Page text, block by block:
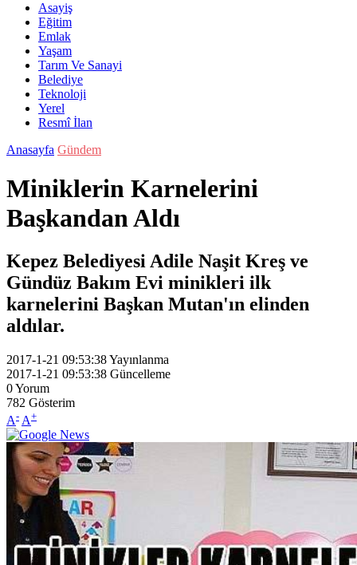
Asayiş
Eğitim
Emlak
Yaşam
Tarım Ve Sanayi
Belediye
Teknoloji
Yerel
Resmî İlan
Anasayfa Gündem
Miniklerin Karnelerini
Başkandan Aldı
Kepez Belediyesi Adile Naşit Kreş ve
Gündüz Bakım Evi minikleri ilk
karnelerini Başkan Mutan'ın elinden
aldılar.
2017-1-21 09:53:38Yayınlanma
2017-1-21 09:53:38 Güncelleme
0Yorum
782 Gösterim
A- A+